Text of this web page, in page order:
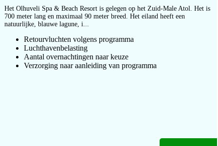
Het Olhuveli Spa & Beach Resort is gelegen op het Zuid-Male Atol. Het is
700 meter lang en maximaal 90 meter breed. Het eiland heeft een
natuurlijke, blauwe lagune, i...
Retourvluchten volgens programma
Luchthavenbelasting
Aantal overnachtingen naar keuze
Verzorging naar aanleiding van programma